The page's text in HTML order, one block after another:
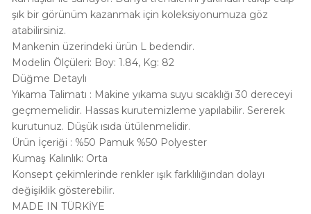
şık bir görünüm kazanmak için koleksiyonumuza göz
atabilirsiniz.
Mankenin üzerindeki ürün L bedendir.
Modelin Ölçüleri: Boy: 1.84, Kg: 82
Düğme Detaylı
Yıkama Talimatı : Makine yıkama suyu sıcaklığı 30 dereceyi
geçmemelidir. Hassas kurutemizleme yapılabilir. Sererek
kurutunuz. Düşük ısıda ütülenmelidir.
Ürün İçeriği : %50 Pamuk %50 Polyester
Kumaş Kalınlık: Orta
Konsept çekimlerinde renkler ışık farklılığından dolayı
değişiklik gösterebilir.
MADE IN TÜRKİYE